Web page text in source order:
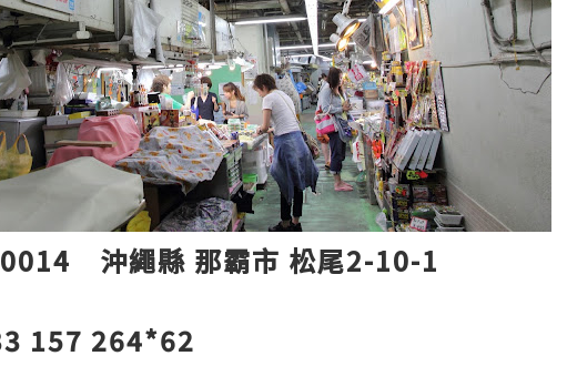
沖繩縣 那霸市 松尾2-10-1
157 264*62